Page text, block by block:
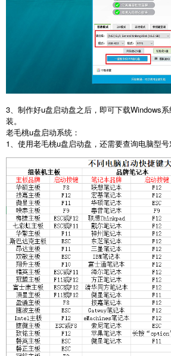
3、制作好u盘启动盘之后，即可下载Windows
装。
老毛桃u盘启动系统：
1、使用老毛桃u盘启动盘，还需要查询电脑型号